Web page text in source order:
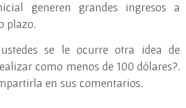
generen grandes ingresos a
plazo.
se le ocurre otra idea de
como menos de 100 dólares?.
en sus comentarios.